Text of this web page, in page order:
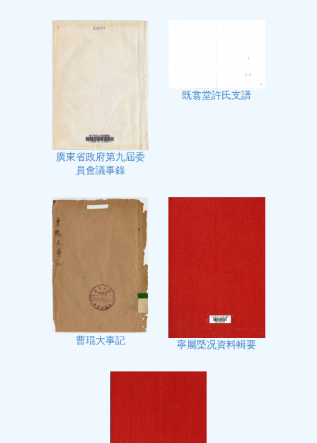
廣東省政府第九屆委
員會議事錄
既翕堂許氏支譜
曹琨大事記 寧屬㮣况資料輯要